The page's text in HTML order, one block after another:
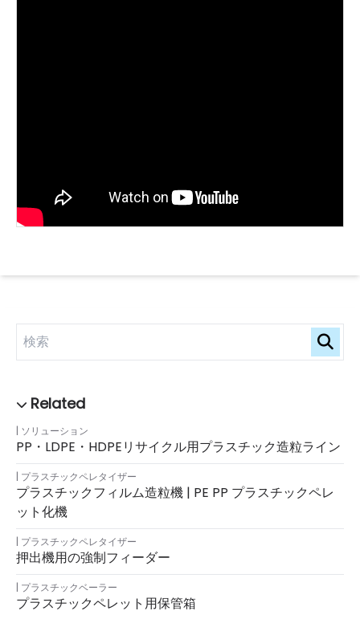
ソリューション
PP・LDPE・HDPEリサイクル用プラスチック造粒ライン
プラスチックペレタイザー
プラスチックフィルム造粒機 | PE PP プラスチックペレ
ット化機
プラスチックペレタイザー
押出機用の強制フィーダー
プラスチックベーラー
プラスチックペレット用保管箱